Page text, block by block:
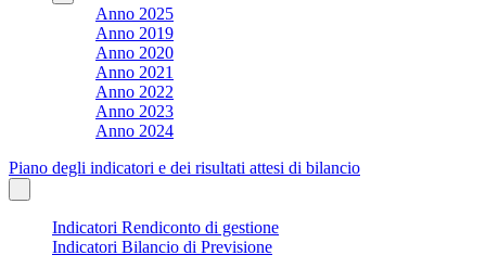
Anno 2025
Anno 2019
Anno 2020
Anno 2021
Anno 2022
Anno 2023
Anno 2024
Piano degli indicatori e dei risultati attesi di bilancio
Indicatori Rendiconto di gestione
Indicatori Bilancio di Previsione